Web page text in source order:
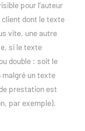
pour l’auteur
client dont le texte
vite, une autre
si le texte
double : soit le
malgré un texte
prestation est
par exemple).